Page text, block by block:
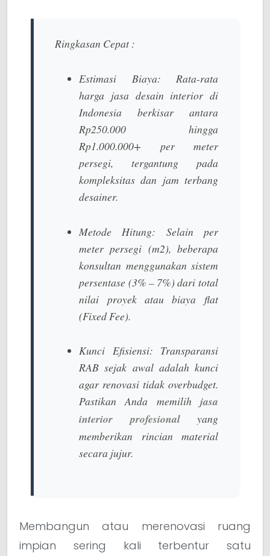
Ringkasan Cepat :
Estimasi Biaya: Rata-rata
harga jasa desain interior di
Indonesia berkisar antara
Rp250.000 hingga
Rp1.000.000+ per meter
persegi, tergantung pada
kompleksitas dan jam terbang
desainer.
Metode Hitung: Selain per
meter persegi (m2), beberapa
konsultan menggunakan sistem
persentase (3% – 7%) dari total
nilai proyek atau biaya flat
(Fixed Fee).
Kunci Efisiensi: Transparansi
RAB sejak awal adalah kunci
agar renovasi tidak overbudget.
Pastikan Anda memilih jasa
interior profesionalyang
memberikan rincian material
secara jujur.
Membangun atau merenovasi ruang
impian sering kali terbentur satu